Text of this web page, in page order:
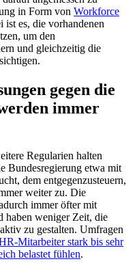
in Form von Workforce
es, die vorhandenen
um den
und gleichzeitig die
gegen die
immer
Regularien halten
Bundesregierung etwa mit
dem entgegenzusteuern,
weiter zu. Die
immer öfter mit
haben weniger Zeit, die
zu gestalten. Umfragen
Mitarbeiter stark bis sehr
belastet fühlen.